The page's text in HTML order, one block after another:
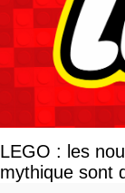
LEGO : les
mythique sont